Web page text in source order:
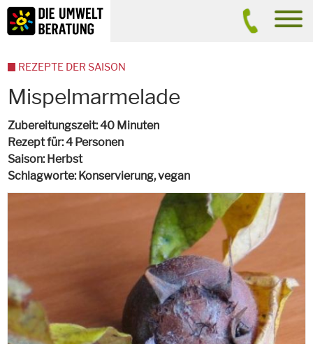
Inhalt
Suche
Mispelmarmelade
Zubereitungszeit 40 Minuten
Rezept für 4 Personen
Saison Herbst
Schlagworte Konservierung,vegan
REZEPTE DER SAISON